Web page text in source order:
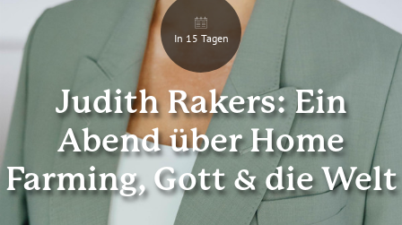
In 15 Tagen
Judith Rakers: Ein
Abend über Home
Farming, Gott & die Welt